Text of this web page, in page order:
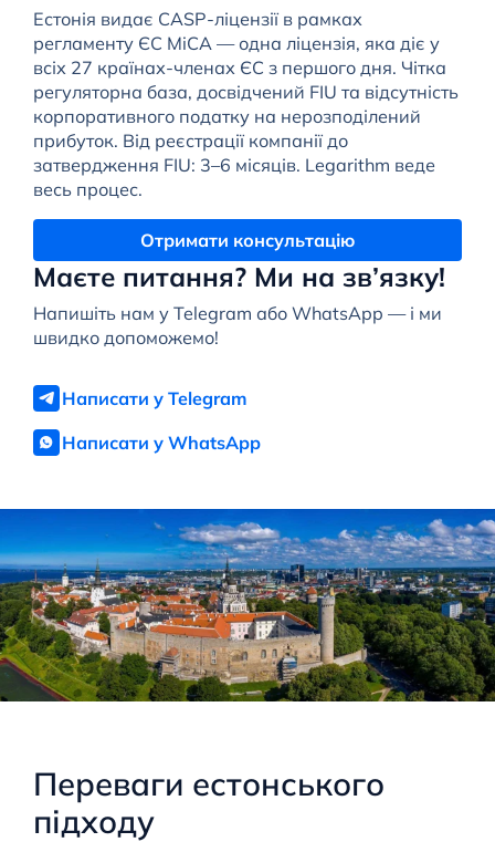
Маєте питання? Ми на зв’язку!
Напишіть нам у Telegram або WhatsApp — і ми
швидко допоможемо!
Написати у Telegram
Написати у WhatsApp
Естонія видає CASP-ліцензії в рамках
регламенту ЄС MiCA — одна ліцензія, яка діє у
всіх 27 країнах-членах ЄС з першого дня. Чітка
регуляторна база, досвідчений FIU та відсутність
корпоративного податку на нерозподілений
прибуток. Від реєстрації компанії до
затвердження FIU: 3–6 місяців. Legarithm веде
весь процес.
Отримати консультацію
Переваги естонського
підходу